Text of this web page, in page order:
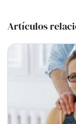
Artículos